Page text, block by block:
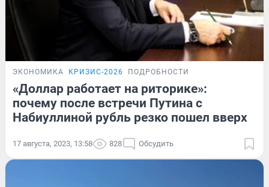
ЭКОНОМИКА КРИЗИС-2026 ПОДРОБНОСТИ
«Доллар работает на риторике»:
почему после встречи Путина с
Набиуллиной рубль резко пошел вверх
17 августа, 2023, 13:58 828 Обсудить